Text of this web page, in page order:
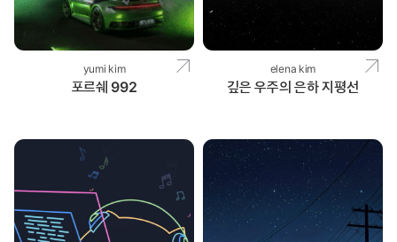
yumi kim
포르쉐 992
elena kim
깊은 우주의 은하 지평선